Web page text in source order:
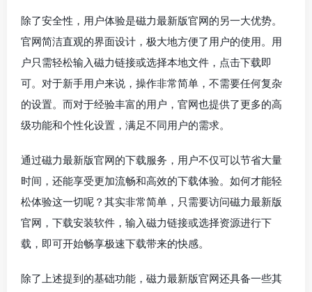
除了安全性，用户体验是磁力最新版官网的另一大优势。
官网简洁直观的界面设计，极大地方便了用户的使用。用
户只需轻松输入磁力链接或选择本地文件，点击下载即
可。对于新手用户来说，操作非常简单，不需要任何复杂
的设置。而对于经验丰富的用户，官网也提供了更多的高
级功能和个性化设置，满足不同用户的需求。
通过磁力最新版官网的下载服务，用户不仅可以节省大量
时间，还能享受更加流畅和高效的下载体验。如何才能轻
松体验这一切呢？其实非常简单，只需要访问磁力最新版
官网，下载安装软件，输入磁力链接或选择资源进行下
载，即可开始畅享极速下载带来的快感。
除了上述提到的基础功能，磁力最新版官网还具备一些其